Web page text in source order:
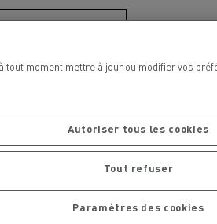
trucks.c
moment mettre à jour ou modifier vos
Autoriser tous les cookies
Tout refuser
Paramètres des cookies